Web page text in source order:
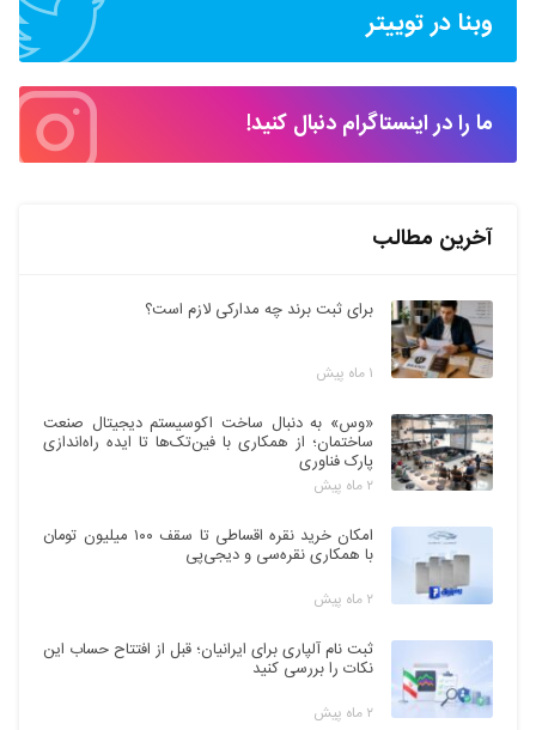
وبنا در توییتر
ما را در اینستاگرام دنبال کنید!
آخرین مطالب
برای ثبت برند چه مدارکی لازم است؟
۱ ماه پیش
«وس» به دنبال ساخت اکوسیستم دیجیتال صنعت
ساختمان؛ از همکاری با فین‌تک‌ها تا ایده راه‌اندازی
پارک فناوری
۲ ماه پیش
امکان خرید نقره اقساطی تا سقف ۱۰۰ میلیون تومان
با همکاری نقره‌سی و دیجی‌پی
۲ ماه پیش
ثبت نام آلپاری برای ایرانیان؛ قبل از افتتاح حساب این
نکات را بررسی کنید
۲ ماه پیش